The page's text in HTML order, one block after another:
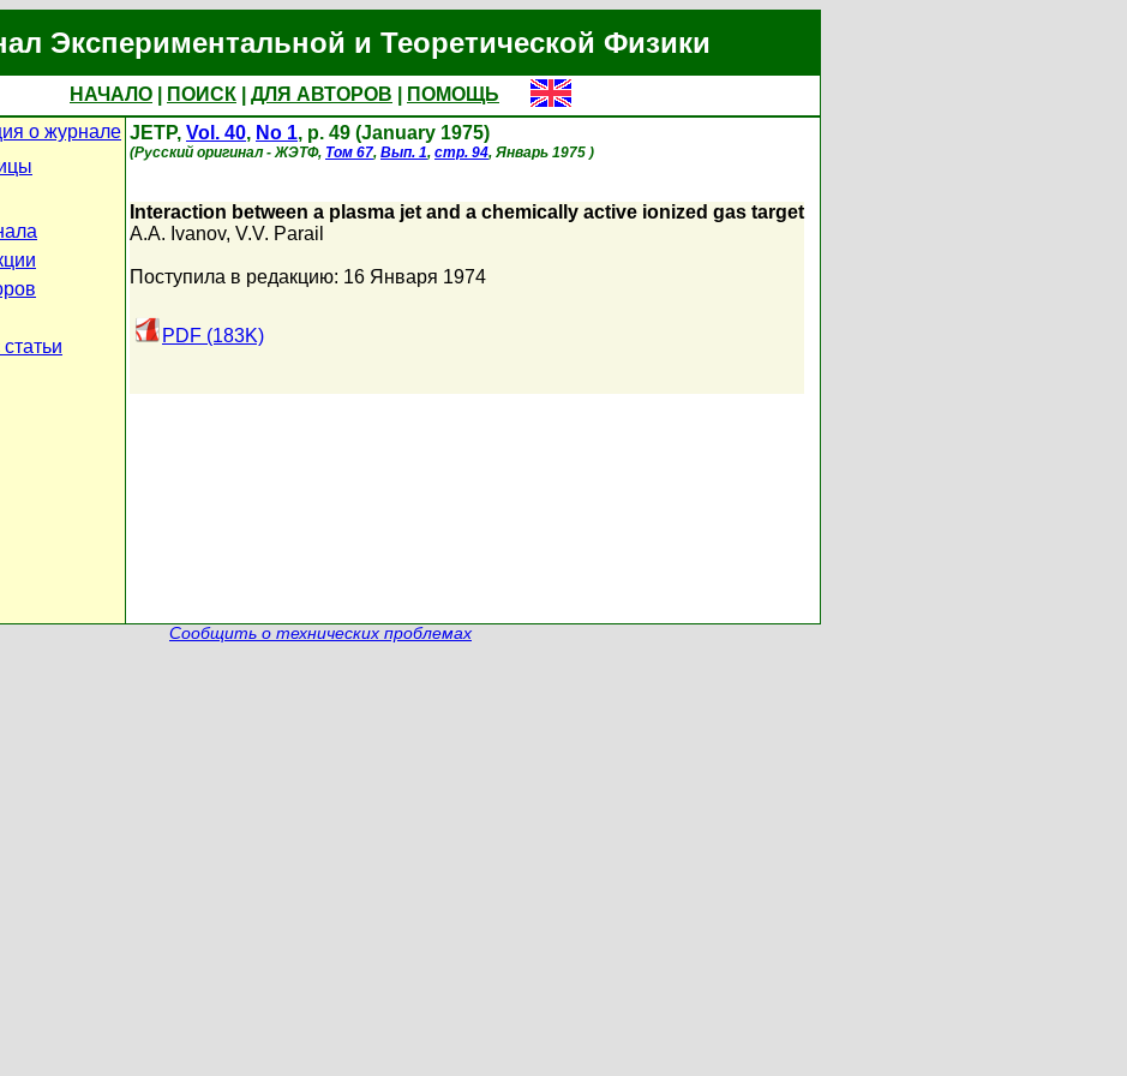
Экспериментальной и Теоретической Физики
НАЧАЛО ПОИСК ДЛЯ АВТОРОВ
ПОМОЩЬ
о журнале JETP, Vol. 40, No 1, p. 49 (January 1975)
(Русский оригинал - ЖЭТФ, Том 67, Вып. 1, стр. 94, Январь 1975 )
Interaction between a plasma jet and a chemically active ionized gas target
A.A. Ivanov, V.V. Parail
Поступила в редакцию: 16 Января 1974
PDF (183K)
Сообщить о технических проблемах